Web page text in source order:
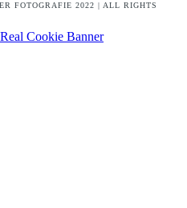
FOTOGRAFIE 2022 | ALL RIGHTS
Cookie Banner